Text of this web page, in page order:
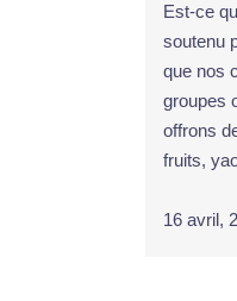
Est-ce
soutenu
que nos
groupes
offrons
fruits,
16 avril,